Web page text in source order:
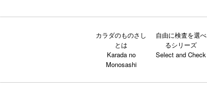
カラダのものさし
とは
自由に検査を選べ
るシリーズ